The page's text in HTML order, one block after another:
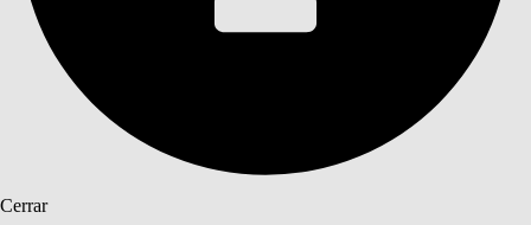
Cerrar
Índice de materias
Buscar